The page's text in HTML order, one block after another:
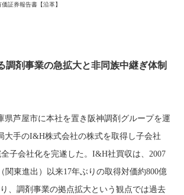
証券報告書【沿革】
調剤事業の急拡大と非同族中継ぎ体制
県芦屋市に本社を置き阪神調剤グループを運
大手のI&H株式会社の株式を取得し子会社
子会社化を完遂した。I&H社買収は、2007
関東進出）以来17年ぶりの取得対価約800億
、調剤事業の拠点拡大という観点では過去